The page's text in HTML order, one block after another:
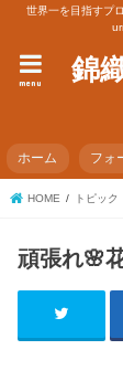
世界一を目指すプ
錦
menu
ホーム フォ
HOME トピック
頑張れ🌸